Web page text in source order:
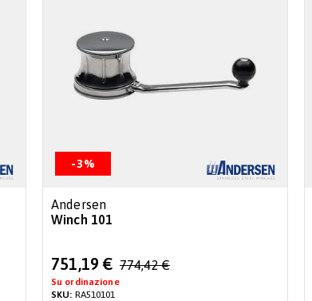
-3%
Andersen
Winch 101
Special
Price
751,19 € 774,42 €
Su ordinazione
SKU: RA510101